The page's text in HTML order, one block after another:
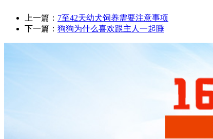
上一篇： 7至42天幼犬饲养需要注意事项
下一篇： 狗狗为什么喜欢跟主人一起睡